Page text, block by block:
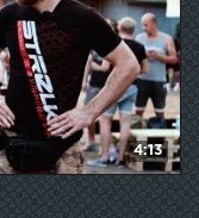
4:13